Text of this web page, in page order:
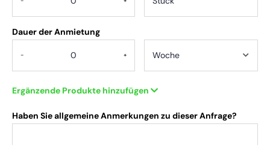
Dauer der Anmietung
- +
Ergänzende Produkte hinzufügen
Haben Sie allgemeine Anmerkungen zu dieser Anfrage?